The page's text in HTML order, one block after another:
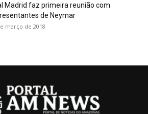
Madrid faz primeira reunião com
de Neymar
março de 2018